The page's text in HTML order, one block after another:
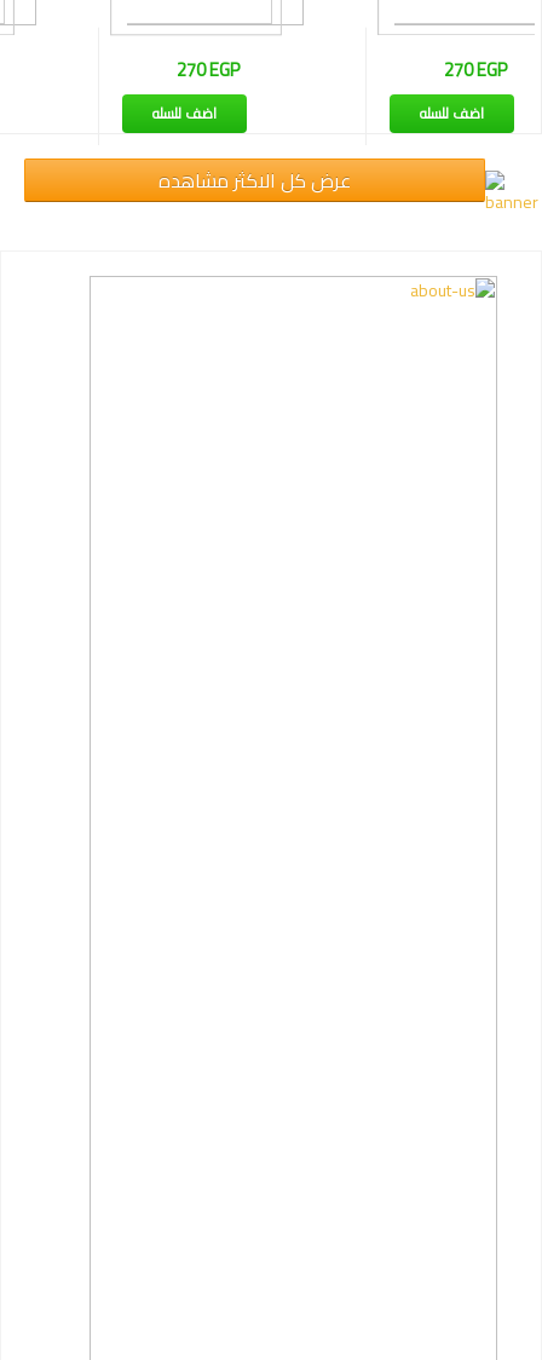
270 EGP
اضف للسله
245 EGP
اضف للسله
عرض كل الاكثر مشاهده